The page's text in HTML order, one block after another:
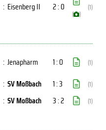
: Eisenberg II 2 : 0
( )
(1)
: Jenapharm 1 : 0 (1)
: SV Moßbach 1 : 3 (1)
: SV Moßbach 3 : 2 (1)